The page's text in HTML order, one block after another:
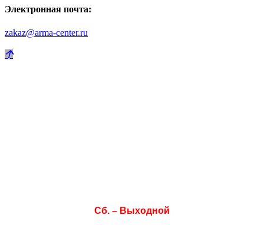
Электронная почта:
zakaz@arma-center.ru
Сб. – Выходной